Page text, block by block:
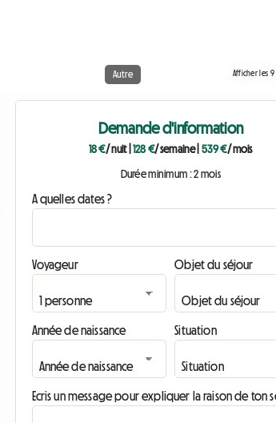
Autre Afficher les
Demande d'information
18 €/ nuit|128 €/ semaine| 539 €/ mois
Durée minimum : 2 mois
A quelles dates ?
Voyageur Objet du séjour
Année de naissance Situation
Ecris un message pour expliquer la raison de ton